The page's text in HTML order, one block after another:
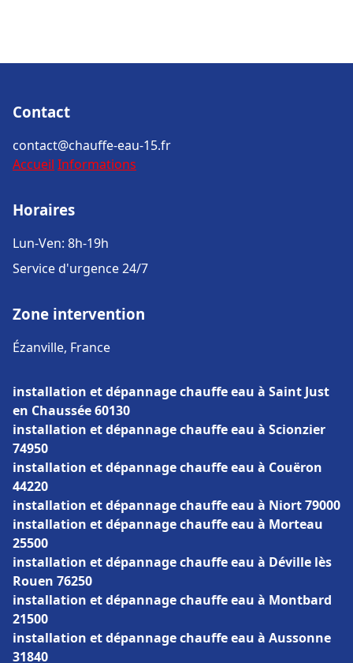
Contact
contact@chauffe-eau-15.fr
Accueil Informations
Horaires
Lun-Ven: 8h-19h
Service d'urgence 24/7
Zone intervention
Ézanville, France
installation et dépannage chauffe eau à Saint Just
en Chaussée 60130
installation et dépannage chauffe eau à Scionzier
74950
installation et dépannage chauffe eau à Couëron
44220
installation et dépannage chauffe eau à Niort 79000
installation et dépannage chauffe eau à Morteau
25500
installation et dépannage chauffe eau à Déville lès
Rouen 76250
installation et dépannage chauffe eau à Montbard
21500
installation et dépannage chauffe eau à Aussonne
31840